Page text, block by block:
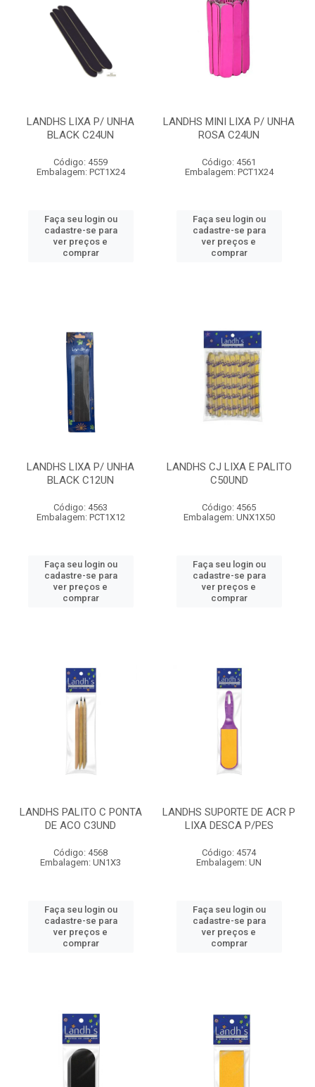
LANDHS LIXA P/ UNHA
BLACK C24UN
Código: 4559
Embalagem: PCT1X24
Faça seu login ou
cadastre-se para
ver preços e
comprar
LANDHS MINI LIXA P/ UNHA
ROSA C24UN
Código: 4561
Embalagem: PCT1X24
Faça seu login ou
cadastre-se para
ver preços e
comprar
LANDHS LIXA P/ UNHA
BLACK C12UN
Código: 4563
Embalagem: PCT1X12
Faça seu login ou
cadastre-se para
ver preços e
comprar
LANDHS CJ LIXA E PALITO
C50UND
Código: 4565
Embalagem: UNX1X50
Faça seu login ou
cadastre-se para
ver preços e
comprar
LANDHS PALITO C PONTA
DE ACO C3UND
Código: 4568
Embalagem: UN1X3
Faça seu login ou
cadastre-se para
ver preços e
comprar
LANDHS SUPORTE DE ACR P
LIXA DESCA P/PES
Código: 4574
Embalagem: UN
Faça seu login ou
cadastre-se para
ver preços e
comprar